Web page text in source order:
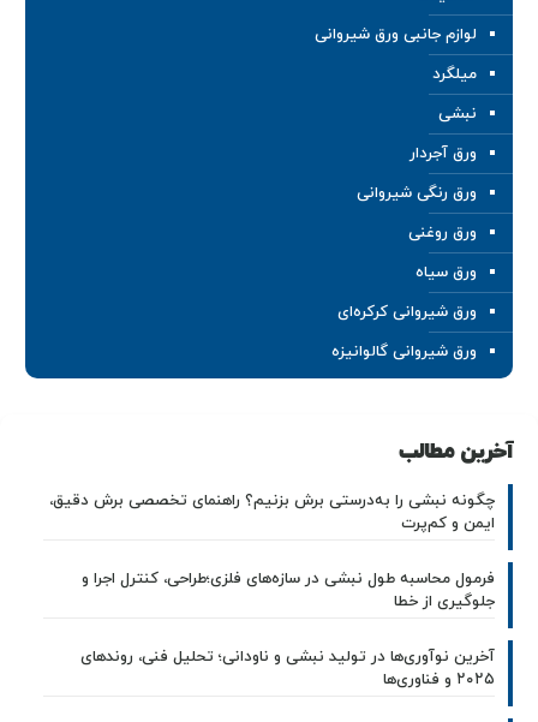
لوازم جانبی ورق شیروانی
میلگرد
نبشی
ورق آجردار
ورق رنگی شیروانی
ورق روغنی
ورق سیاه
ورق شیروانی کرکره‌ای
ورق شیروانی گالوانیزه
آخرین مطالب
چگونه نبشی را به‌درستی برش بزنیم؟ راهنمای تخصصی برش دقیق،
ایمن و کم‌پرت
فرمول محاسبه طول نبشی در سازه‌های فلزی؛طراحی، کنترل اجرا و
جلوگیری از خطا
آخرین نوآوری‌ها در تولید نبشی و ناودانی؛ تحلیل فنی، روندهای
۲۰۲۵ و فناوری‌ها